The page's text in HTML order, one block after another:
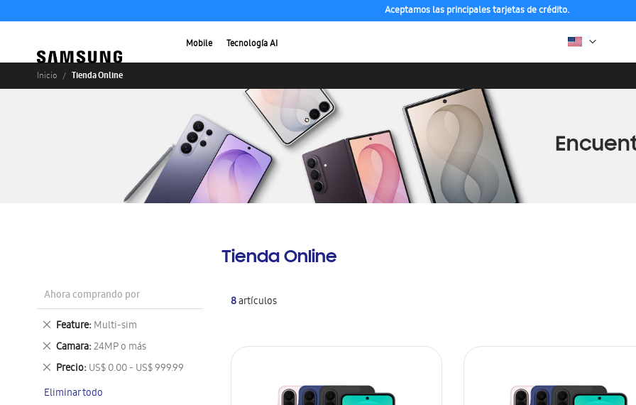
Aceptamos las principales tarjetas de crédito.
Mobile Tecnología AI
Inicio Tienda Online
Tienda Online
8artículos
Ahora comprando por
Feature Multi-sim
Eliminar
este
artículo
Camara 24MP o más
Eliminar
este
artículo
Precio US$ 0.00 - US$ 999.99
Eliminar
artículo
Eliminar todo